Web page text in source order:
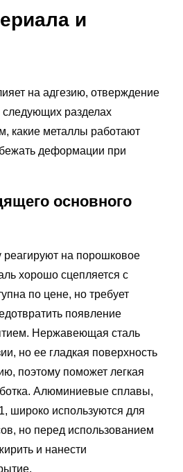
и
на адгезию, отверждение
разделах
какие металлы работают
деформации при
основного
на порошковое
хорошо сцепляется с
по цене, но требует
появление
Нержавеющая сталь
но ее гладкая поверхность
поэтому поможет легкая
Алюминиевые сплавы,
широко используются для
но перед использованием
и нанести